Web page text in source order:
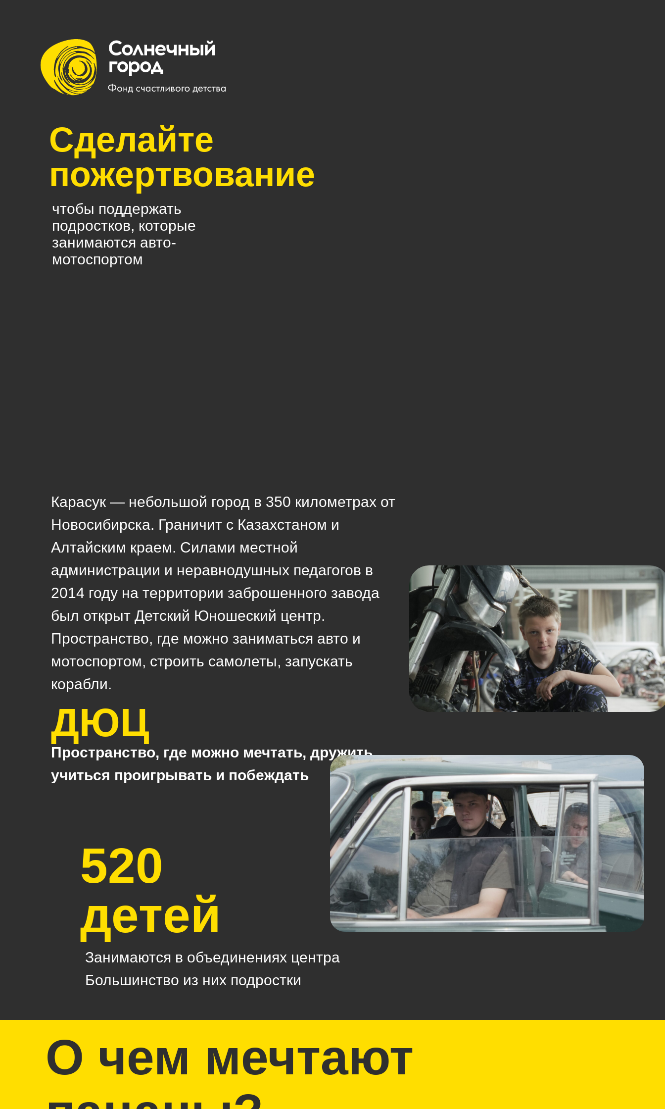
Сделайте
пожертвование
чтобы поддержать
подростков, которые
занимаются авто-
мотоспортом
Карасук — небольшой город в 350 километрах от
Новосибирска. Граничит с Казахстаном и
Алтайским краем. Силами местной
администрации и неравнодушных педагогов в
2014 году на территории заброшенного завода
был открыт Детский Юношеский центр.
Пространство, где можно заниматься авто и
мотоспортом, строить самолеты, запускать
корабли.
Пространство, где можно мечтать, дружить,
учиться проигрывать и побеждать
ДЮЦ
520
детей
Занимаются в объединениях центра
Большинство из них подростки
О чем мечтают